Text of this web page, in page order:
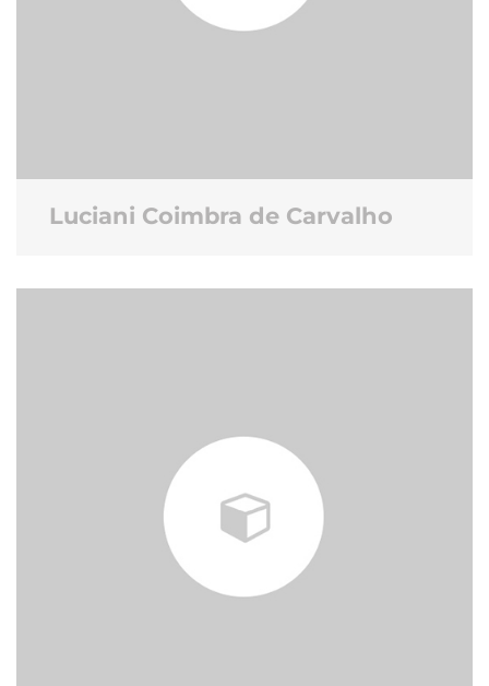
Luciani Coimbra de Carvalho